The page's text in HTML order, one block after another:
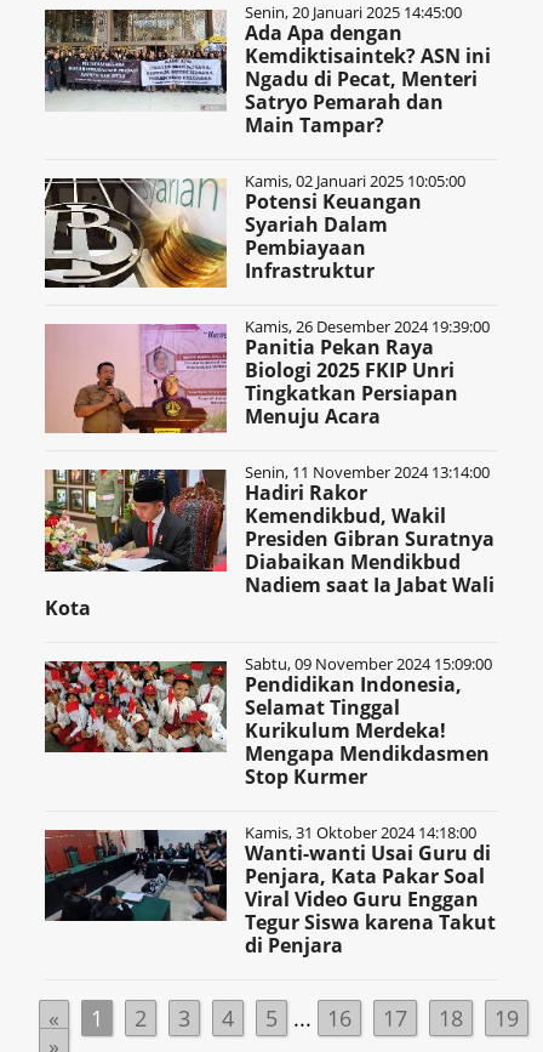
Senin, 20 Januari 2025 14:45:00
Ada Apa dengan
Kemdiktisaintek? ASN ini
Ngadu di Pecat, Menteri
Satryo Pemarah dan
Main Tampar?
Kamis, 02 Januari 2025 10:05:00
Potensi Keuangan
Syariah Dalam
Pembiayaan
Infrastruktur
Kamis, 26 Desember 2024 19:39:00
Panitia Pekan Raya
Biologi 2025 FKIP Unri
Tingkatkan Persiapan
Menuju Acara
Senin, 11 November 2024 13:14:00
Hadiri Rakor
Kemendikbud, Wakil
Presiden Gibran Suratnya
Diabaikan Mendikbud
Nadiem saat Ia Jabat Wali
Kota
Sabtu, 09 November 2024 15:09:00
Pendidikan Indonesia,
Selamat Tinggal
Kurikulum Merdeka!
Mengapa Mendikdasmen
Stop Kurmer
Kamis, 31 Oktober 2024 14:18:00
Wanti-wanti Usai Guru di
Penjara, Kata Pakar Soal
Viral Video Guru Enggan
Tegur Siswa karena Takut
di Penjara
« 1 2 3 4 5 ... 16 17 18
19